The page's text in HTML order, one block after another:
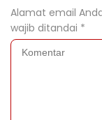
Alamat email
wajib ditandai *